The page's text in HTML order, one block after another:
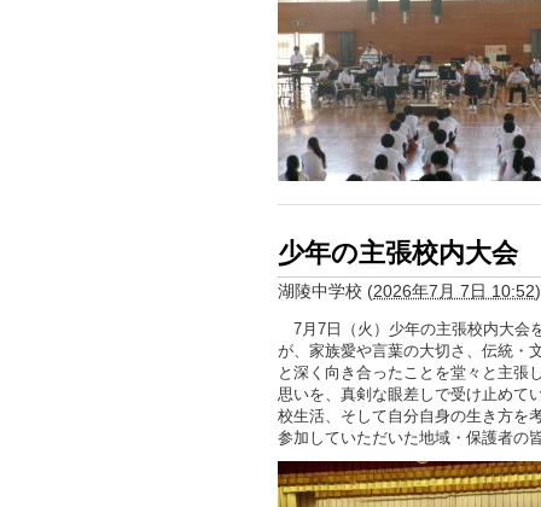
少年の主張校内大会
湖陵中学校 (2026年7月 7日 10:52)
7月7日（火）少年の主張校内大会
が、家族愛や言葉の大切さ、伝統・
と深く向き合ったことを堂々と主張
思いを、真剣な眼差しで受け止めて
校生活、そして自分自身の生き方を
参加していただいた地域・保護者の